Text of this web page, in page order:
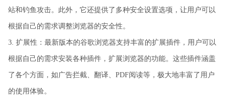
站和钓鱼攻击。此外，它还提供了多种安全设置选项，让用户可以
根据自己的需求调整浏览器的安全性。
3. 扩展性：最新版本的谷歌浏览器支持丰富的扩展插件，用户可以
根据自己的需求安装各种插件，扩展浏览器的功能。这些插件涵盖
了各个方面，如广告拦截、翻译、PDF阅读等，极大地丰富了用户
的使用体验。